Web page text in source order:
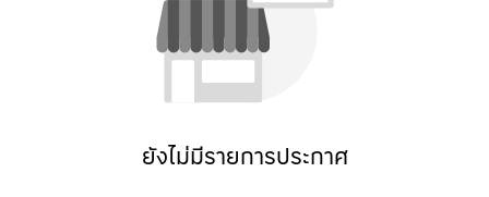
ยังไม่มีรายการประกาศ